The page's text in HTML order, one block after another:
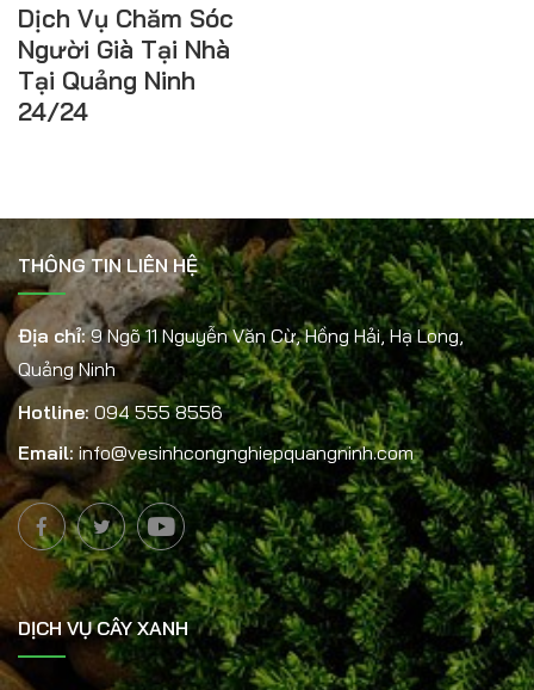
Dịch Vụ Chăm Sóc
Người Già Tại Nhà
Tại Quảng Ninh
24/24
THÔNG TIN LIÊN HỆ
Địa chỉ: 9 Ngõ 11 Nguyễn Văn Cừ, Hồng Hải, Hạ Long,
Quảng Ninh
Hotline:094 555 8556
Email: info@vesinhcongnghiepquangninh.com
DỊCH VỤ CÂY XANH